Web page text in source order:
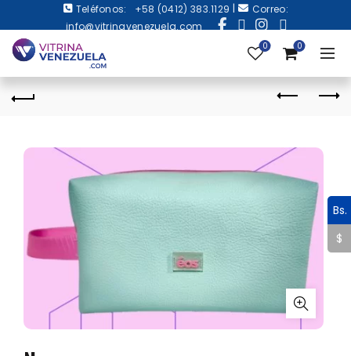
Teléfonos: +58 (0412) 383.1129 |
Correo:
info@vitrinavenezuela.com
0 0
Bs.
$